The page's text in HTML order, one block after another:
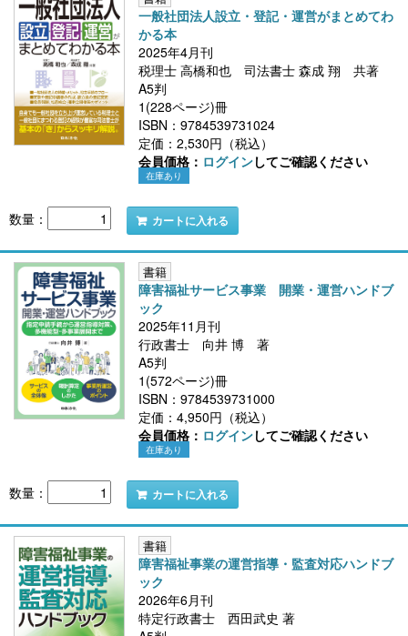
一般社団法人設立・登記・運営がまとめてわ
かる本
2025年4月刊
税理士 高橋和也 司法書士 森成 翔 共著
A5判
1(228ページ)冊
ISBN：9784539731024
定価：2,530円（税込）
会員価格： ログインしてご確認ください
在庫あり
数量： カートに入れる
書籍
障害福祉サービス事業 開業・運営ハンドブ
ック
2025年11月刊
行政書士 向井 博 著
A5判
1(572ページ)冊
ISBN：9784539731000
定価：4,950円（税込）
会員価格： ログインしてご確認ください
在庫あり
数量： カートに入れる
書籍
障害福祉事業の運営指導・監査対応ハンドブ
ック
2026年6月刊
特定行政書士 西田武史 著